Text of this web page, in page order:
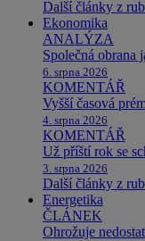
Další články z
Ekonomika
ANALÝZA
Společná obrana
6. srpna 2026
KOMENTÁŘ
Vyšší časová
4. srpna 2026
KOMENTÁŘ
Už příští rok se
3. srpna 2026
Další články z
Energetika
ČLÁNEK
Ohrožuje